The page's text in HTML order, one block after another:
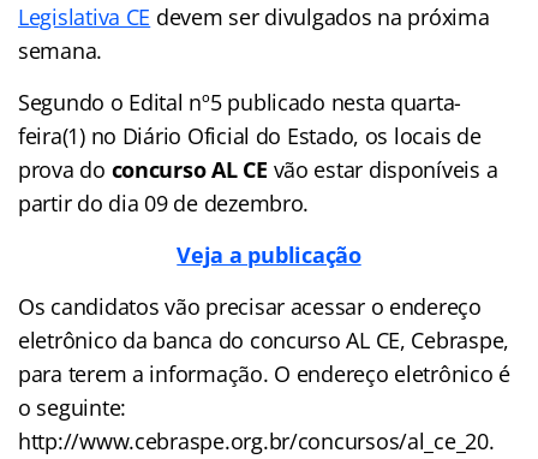
Legislativa CE devem ser divulgados na próxima
semana.
Segundo o Edital nº5 publicado nesta quarta-
feira(1) no Diário Oficial do Estado, os locais de
prova do concurso AL CE vão estar disponíveis a
partir do dia 09 de dezembro.
Veja a publicação
Os candidatos vão precisar acessar o endereço
eletrônico da banca do concurso AL CE, Cebraspe,
para terem a informação. O endereço eletrônico é
o seguinte:
http://www.cebraspe.org.br/concursos/al_ce_20.